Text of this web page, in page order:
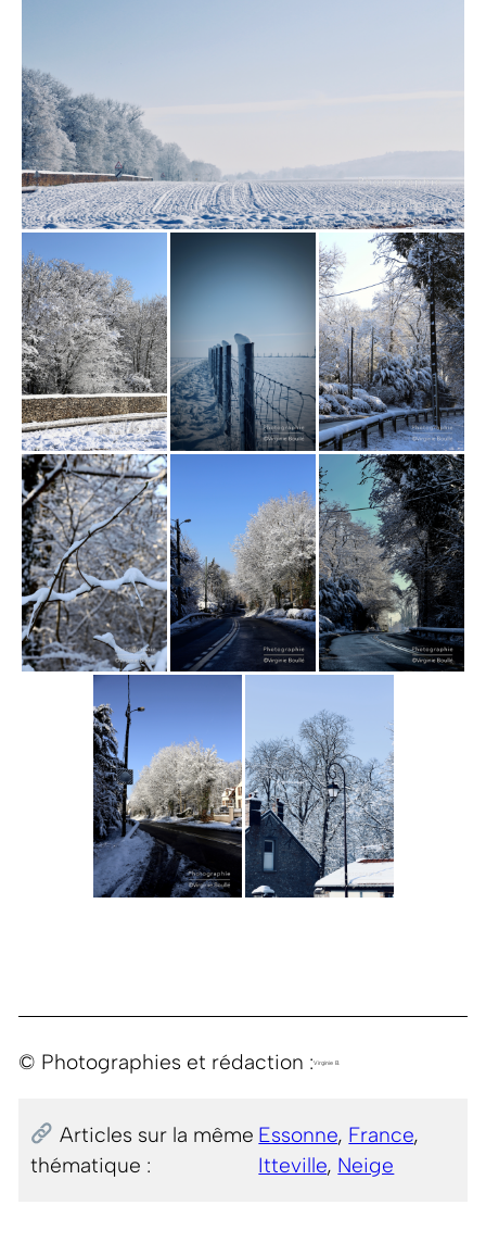
© Photographies et rédaction :Virginie B.
Articles sur la même
thématique :
Essonne, France
Itteville, Neige